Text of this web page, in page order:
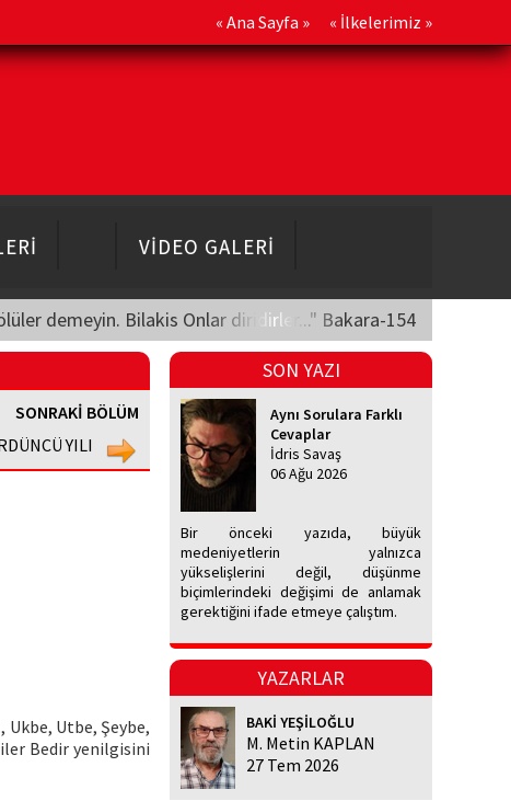
« Ana Sayfa » « İlkelerimiz »
VİDEO GALERİ
demeyin. Bilakis Onlar diridirler..." Bakara-154
SONRAKİ BÖLÜM
YILI
Ukbe, Utbe, Şeybe,
Bedir yenilgisini
SON YAZI
Aynı Sorulara Farklı
Cevaplar
İdris Savaş
06 Ağu 2026
Bir önceki yazıda, büyük
medeniyetlerin yalnızca
yükselişlerini değil, düşünme
biçimlerindeki değişimi de anlamak
gerektiğini ifade etmeye çalıştım.
YAZARLAR
BAKİ YEŞİLOĞLU
M. Metin KAPLAN
27 Tem 2026